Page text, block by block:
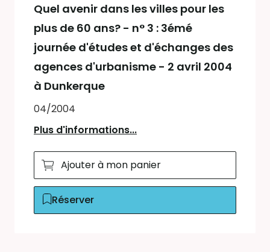
Quel avenir dans les villes pour les
plus de 60 ans? - n° 3 : 3émé
journée d'études et d'échanges des
agences d'urbanisme - 2 avril 2004
à Dunkerque
04/2004
Plus d'informations...
Ajouter à mon panier
Réserver